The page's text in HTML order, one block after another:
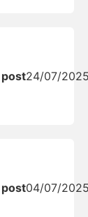
post24/07/
post04/07/